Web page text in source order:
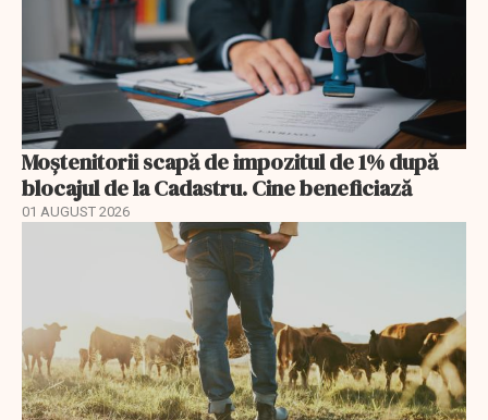
Moștenitorii scapă de impozitul de 1% după
blocajul de la Cadastru. Cine beneficiază
01 AUGUST 2026